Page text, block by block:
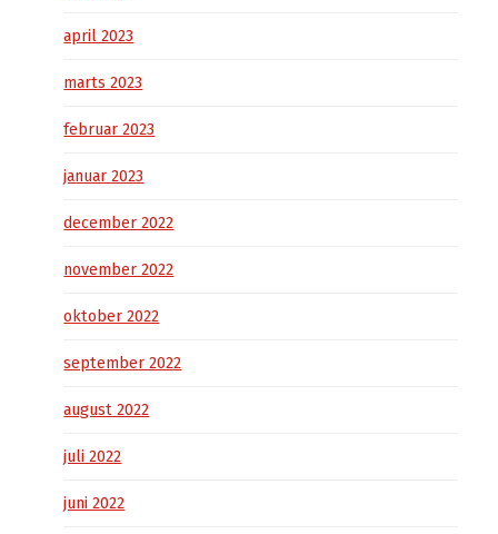
april 2023
marts 2023
februar 2023
januar 2023
december 2022
november 2022
oktober 2022
september 2022
august 2022
juli 2022
juni 2022